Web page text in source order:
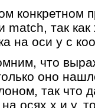
конкретном
match, так
на оси y с
что
оно
так что
осях x и y,